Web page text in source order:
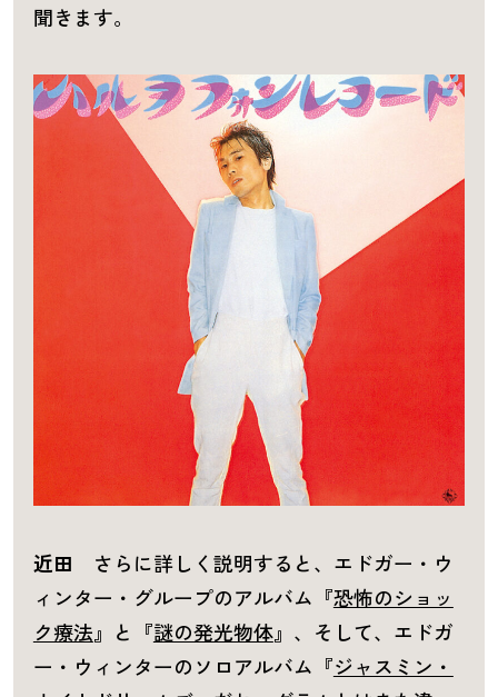
聞きます。
近田 さらに詳しく説明すると、エドガー・ウ
ィンター・グループのアルバム『恐怖のショッ
ク療法』と『謎の発光物体』、そして、エドガ
ー・ウィンターのソロアルバム『ジャスミン・